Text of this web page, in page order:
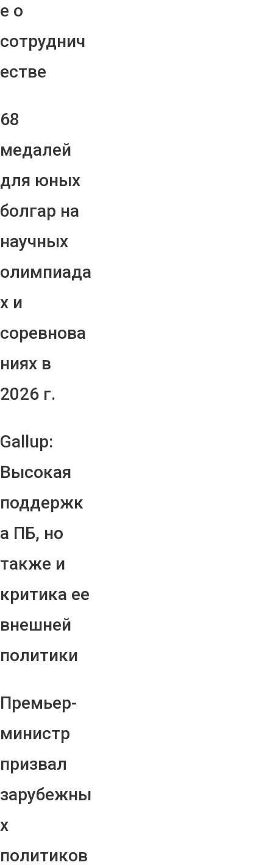
е о
сотруднич
естве
68
медалей
для юных
болгар на
научных
олимпиада
х и
соревнова
ниях в
2026 г.
Gallup:
Высокая
поддержк
а ПБ, но
также и
критика ее
внешней
политики
Премьер-
министр
призвал
зарубежны
х
политиков